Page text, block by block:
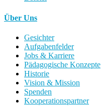
Über Uns
Gesichter
Aufgabenfelder
Jobs & Karriere
Pädagogische Konzepte
Historie
Vision & Mission
Spenden
Kooperationspartner